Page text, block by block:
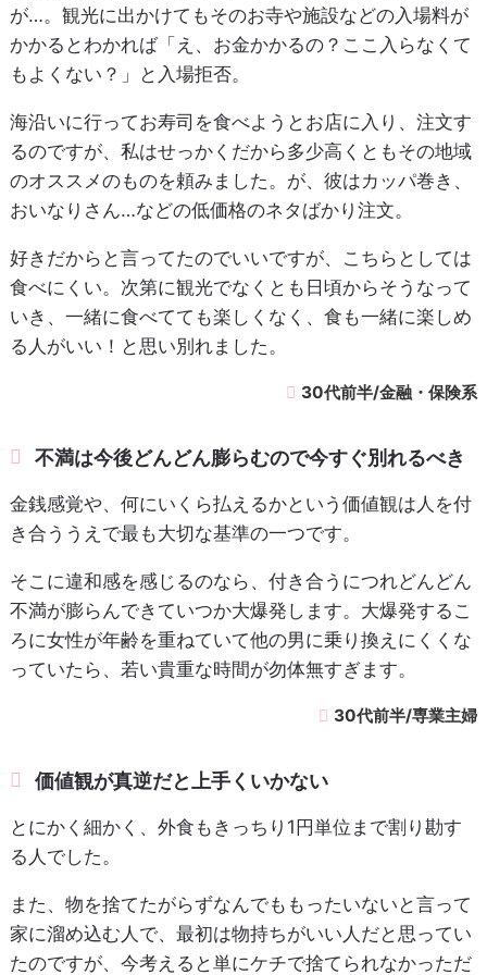
が…。観光に出かけてもそのお寺や施設などの入場料が
かかるとわかれば「え、お金かかるの？ここ入らなくて
もよくない？」と入場拒否。
海沿いに行ってお寿司を食べようとお店に入り、注文す
るのですが、私はせっかくだから多少高くともその地域
のオススメのものを頼みました。が、彼はカッパ巻き、
おいなりさん…などの低価格のネタばかり注文。
好きだからと言ってたのでいいですが、こちらとしては
食べにくい。次第に観光でなくとも日頃からそうなって
いき、一緒に食べてても楽しくなく、食も一緒に楽しめ
る人がいい！と思い別れました。
30代前半/金融・保険系
不満は今後どんどん膨らむので今すぐ別れるべき
金銭感覚や、何にいくら払えるかという価値観は人を付
き合ううえで最も大切な基準の一つです。
そこに違和感を感じるのなら、付き合うにつれどんどん
不満が膨らんできていつか大爆発します。大爆発するこ
ろに女性が年齢を重ねていて他の男に乗り換えにくくな
っていたら、若い貴重な時間が勿体無すぎます。
30代前半/専業主婦
価値観が真逆だと上手くいかない
とにかく細かく、外食もきっちり1円単位まで割り勘す
る人でした。
また、物を捨てたがらずなんでももったいないと言って
家に溜め込む人で、最初は物持ちがいい人だと思ってい
たのですが、今考えると単にケチで捨てられなかっただ